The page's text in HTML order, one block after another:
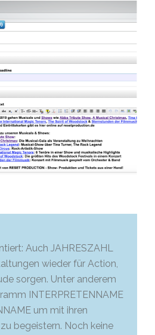
Auch JAHRESZAHL
wieder für Action,
sorgen. Unter anderem
INTERPRETENNAME
um mit ihren
begeistern. Noch keine